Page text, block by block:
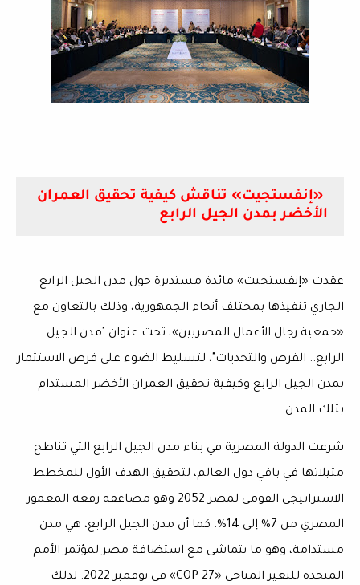
«إنفستجيت» تناقش كيفية تحقيق العمران
الأخضر بمدن الجيل الرابع
عقدت «إنفستجيت» مائدة مستديرة حول مدن الجيل الرابع
الجاري تنفيذها بمختلف أنحاء الجمهورية، وذلك بالتعاون مع
«جمعية رجال الأعمال المصريين»، تحت عنوان "مدن الجيل
الرابع.. الفرص والتحديات"، لتسليط الضوء على فرص الاستثمار
بمدن الجيل الرابع وكيفية تحقيق العمران الأخضر المستدام
بتلك المدن.
شرعت الدولة المصرية في بناء مدن الجيل الرابع التي تناطح
مثيلاتها في باقي دول العالم، لتحقيق الهدف الأول للمخطط
الاستراتيجي القومي لمصر 2052 وهو مضاعفة رقعة المعمور
المصري من 7% إلى 14%. كما أن مدن الجيل الرابع، هي مدن
مستدامة، وهو ما يتماشى مع استضافة مصر لمؤتمر الأمم
المتحدة للتغير المناخي «COP 27» في نوفمبر 2022. لذلك